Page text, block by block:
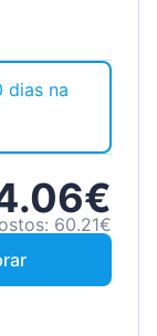
dias na
60.21€